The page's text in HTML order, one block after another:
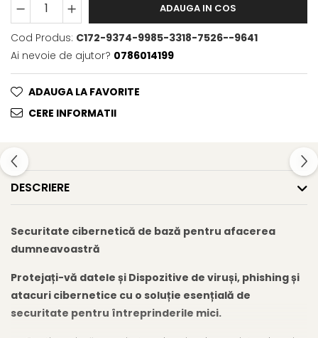
ADAUGA IN COS
Cod Produs: C172-9374-9985-3318-7526--9641
Ai nevoie de ajutor? 0786014199
ADAUGA LA FAVORITE
CERE INFORMATII
DESCRIERE
Securitate cibernetică de bază pentru afacerea
dumneavoastră
Protejați-vă datele și Dispozitive de viruși, phishing și
atacuri cibernetice cu o soluție esențială de
securitate pentru întreprinderile mici.